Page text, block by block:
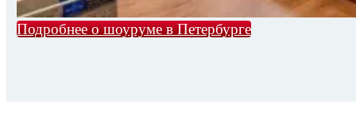
Подробнее о шоуруме в Петербурге